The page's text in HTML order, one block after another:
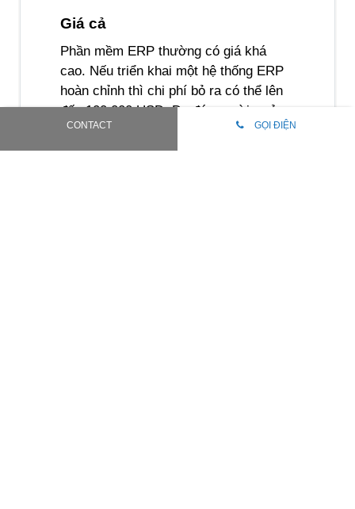
Giá cả
Phần mềm ERP thường có giá khá
cao. Nếu triển khai một hệ thống ERP
hoàn chỉnh thì chi phí bỏ ra có thể lên
đến 100.000 USD. Do đó, người
quản
trị dự án
cần khảo sát giá trước khi
lựa chọn nhà cung cấp để đảm bảo có
CONTACT GỌI ĐIỆN